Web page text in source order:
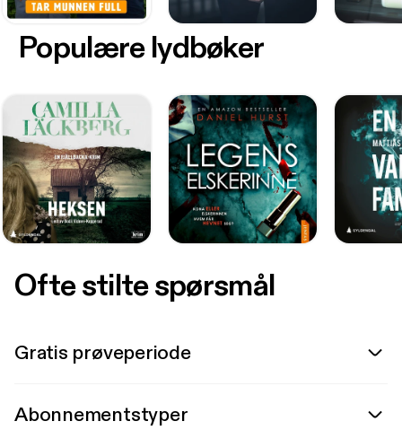
Populære lydbøker
Ofte stilte spørsmål
Gratis prøveperiode
Abonnementstyper